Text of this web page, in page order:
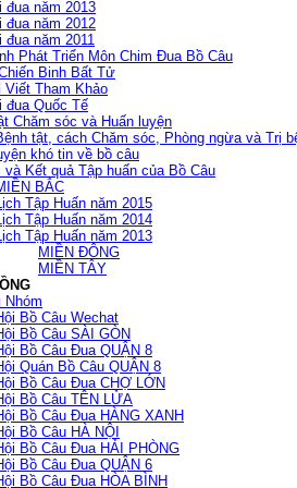
đua năm 2013
đua năm 2012
đua năm 2011
Phát Triển Môn Chim Đua Bồ Câu
Binh Bất Tử
Viết Tham Khảo
đua Quốc Tế
Chăm sóc và Huấn luyện
tật, cách Chăm sóc, Phòng ngừa và Trị
khó tin về bồ câu
Kết quả Tập huấn của Bồ Câu
BẮC
Tập Huấn năm 2015
Tập Huấn năm 2014
Tập Huấn năm 2013
MIỀN ĐÔNG
MIỀN TÂY
Nhóm
Bồ Câu Wechat
Bồ Câu SÀI GÒN
Bồ Câu Đua QUẬN 8
Quán Bồ Câu QUẬN 8
Bồ Câu Đua CHỢ LỚN
Bồ Câu TÊN LỬA
Bồ Câu Đua HÀNG XANH
Bồ Câu HÀ NỘI
Bồ Câu Đua HẢI PHÒNG
Bồ Câu Đua QUẬN 6
Bồ Câu Đua HÒA BÌNH